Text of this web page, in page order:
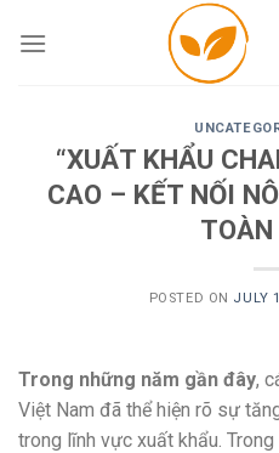
“XUẤT KHẨU
CAO – KẾT NỐI
TOÀN
POSTED ON JULY
Trong những năm gần đây,
Việt Nam đã thể hiện rõ sự
trong lĩnh vực xuất khẩu.